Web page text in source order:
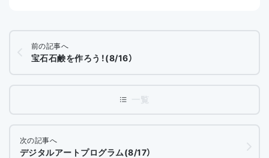
前の記事へ
宝石石鹸を作ろう！(8/16）
次の記事へ
デジタルアートプログラム(8/17）